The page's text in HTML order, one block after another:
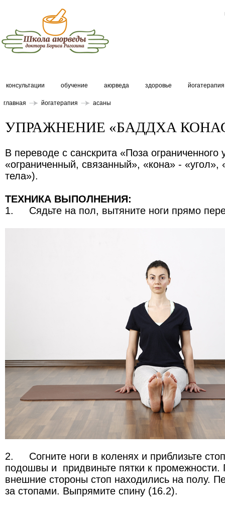
консультации обучение аюрведа здоровье йогатерапия
главная йогатерапия асаны
УПРАЖНЕНИЕ «БАДДХА
В переводе с санскрита «Поза ограниченного
«ограниченный, связанный», «кона» -
тела»).
ТЕХНИКА ВЫПОЛНЕНИЯ:
1.
Сядьте на пол, вытяните ноги прямо
2.
Согните ноги в коленях и приблизьте
подошвы и придвиньте пятки к промежности.
внешние стороны стоп находились на полу.
за стопами. Выпрямите спину (16.2).